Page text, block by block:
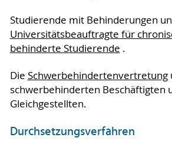
Studierende mit Behinderungen
Universitätsbeauftragte für
behinderte Studierende .
Die Schwerbehindertenvertretung
schwerbehinderten Beschäftigten
Gleichgestellten.
Durchsetzungsverfahren